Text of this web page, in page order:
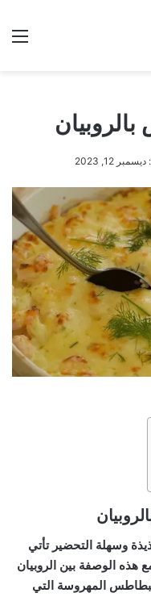
12, 2023
وسهلة التحضير تأتي
هذه الوصفة بين الروبيان
المهروسة التي